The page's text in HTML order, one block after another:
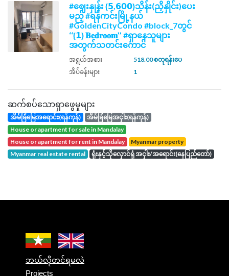
#ဈေးနှုန်း {𝟱,𝟲𝟬𝟬}သိန်း(ညှိနှိုင်း)ပေး
မည့် #ရန်ကင်းမြို့နယ်
#GoldenCityCondo #block_7တွင်
‘‘{𝟭} 𝐁𝐞𝐝𝐫𝐨𝐨𝐦’’ #ရှာနေသူများ
အတွက်သတင်းကောင်
အရွယ်အစား
518.00 စတုရန်းပေ
အိပ်ခန်းများ
1
ဆက်စပ်သောရှာဖွေမှုများ
အိမ်ခြံမြေအရောင်း(ရန်ကုန်)
အိမ်ခြံမြေအငှါး(ရန်ကုန်)
house or apartment for sale in Mandalay
house or apartment for rent in Mandalay
Myanmar property
Myanmar real estate rental
ရုံးနှင့်သိုလှောင်ရုံ အငှါး/အရောင်း(နေပြည်တော်)
ဘယ်လိုတင်ရမလဲ
Projects